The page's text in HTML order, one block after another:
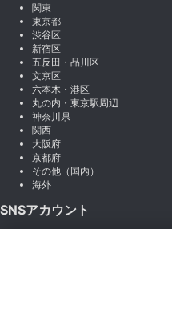
関東
東京都
渋谷区
新宿区
五反田・品川区
文京区
六本木・港区
丸の内・東京駅周辺
神奈川県
関西
大阪府
京都府
その他（国内）
海外
SNSアカウント